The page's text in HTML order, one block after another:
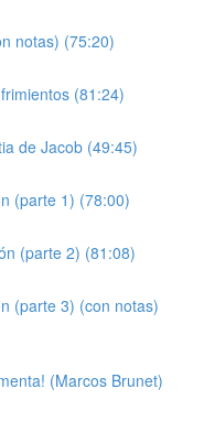
notas) (75:20)
(81:24)
de Jacob (49:45)
(parte 1) (78:00)
(parte 2) (81:08)
(parte 3) (con notas)
(Marcos Brunet)